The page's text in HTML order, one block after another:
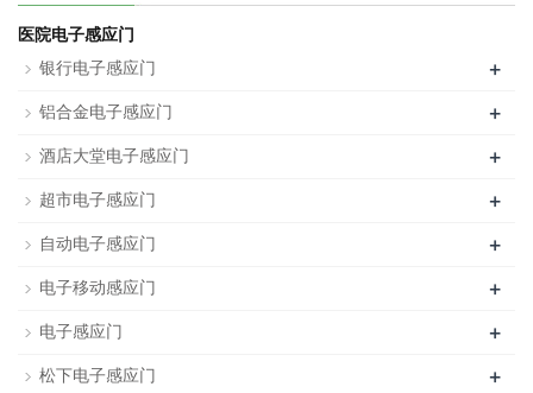
医院电子感应门
银行电子感应门
+
铝合金电子感应门 +
酒店大堂电子感应门 +
超市电子感应门 +
自动电子感应门 +
电子移动感应门 +
电子感应门 +
松下电子感应门 +